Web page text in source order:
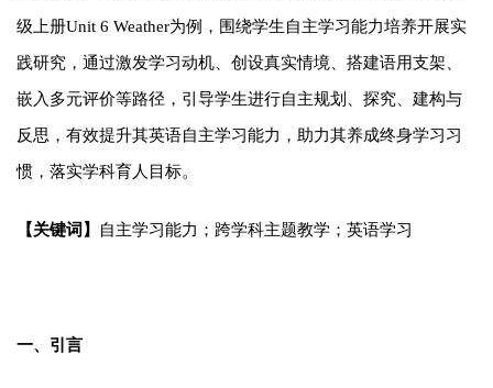
级上册Unit 6 Weather为例，围绕学生自主学习能力培养开展实
践研究，通过激发学习动机、创设真实情境、搭建语用支架、
嵌入多元评价等路径，引导学生进行自主规划、探究、建构与
反思，有效提升其英语自主学习能力，助力其养成终身学习习
惯，落实学科育人目标。
【关键词】 自主学习能力；跨学科主题教学；英语学习
一、引言